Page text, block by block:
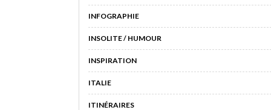
INFOGRAPHIE
INSOLITE / HUMOUR
INSPIRATION
ITALIE
ITINÉRAIRES